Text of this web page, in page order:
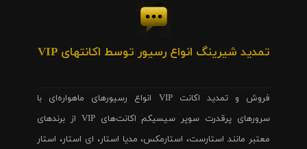
تمدید شیرینگ انواع رسیور توسط اکانتهای VIP
فروش و تمدید اکانت VIP انواع رسیورهای ماهواره‌ای با
سرورهای پرقدرت سوپر سیسیکم اکانت‌های VIP از برندهای
معتبر مانند استارست، استارمکس، مدیا استار، ای استار، استار